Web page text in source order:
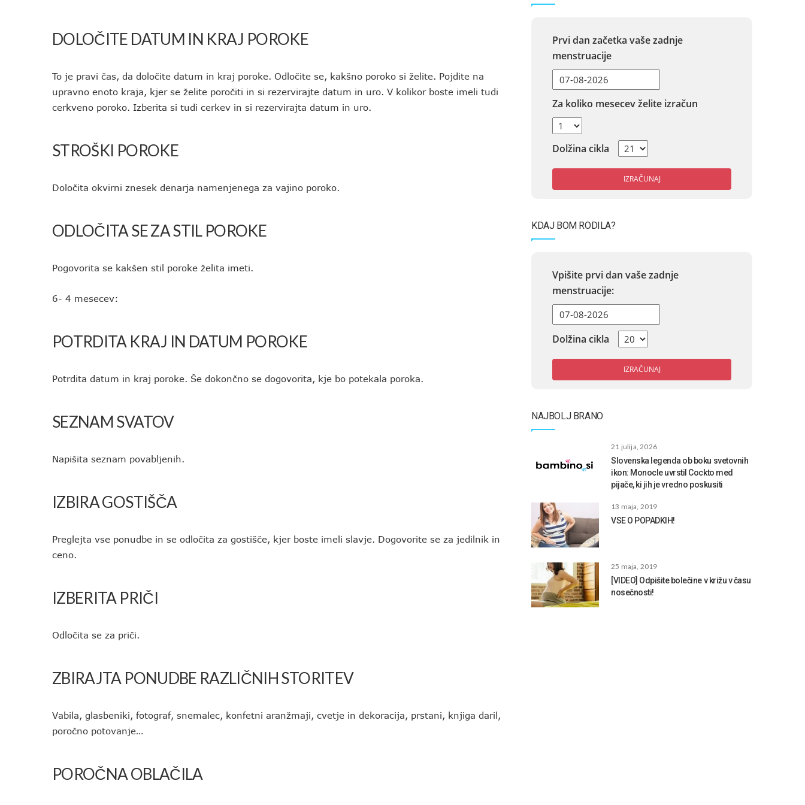
DOLOČITE DATUM IN KRAJ POROKE
To je pravi čas, da določite datum in kraj poroke. Odločite se, kakšno poroko si želite. Pojdite na
upravno enoto kraja, kjer se želite poročiti in si rezervirajte datum in uro. V kolikor boste imeli tudi
cerkveno poroko. Izberita si tudi cerkev in si rezervirajta datum in uro.
STROŠKI POROKE
Določita okvirni znesek denarja namenjenega za vajino poroko.
ODLOČITA SE ZA STIL POROKE
Pogovorita se kakšen stil poroke želita imeti.
6- 4 mesecev:
POTRDITA KRAJ IN DATUM POROKE
Potrdita datum in kraj poroke. Še dokončno se dogovorita, kje bo potekala poroka.
SEZNAM SVATOV
Napišita seznam povabljenih.
IZBIRA GOSTIŠČA
Preglejta vse ponudbe in se odločita za gostišče, kjer boste imeli slavje. Dogovorite se za jedilnik in
ceno.
IZBERITA PRIČI
Odločita se za priči.
ZBIRAJTA PONUDBE RAZLIČNIH STORITEV
Vabila, glasbeniki, fotograf, snemalec, konfetni aranžmaji, cvetje in dekoracija, prstani, knjiga daril,
poročno potovanje…
POROČNA OBLAČILA
Prvi dan začetka vaše zadnje
menstruacije
Za koliko mesecev želite izračun
Dolžina cikla
IZRAČUNAJ
KDAJ BOM RODILA?
Vpišite prvi dan vaše zadnje
menstruacije:
Dolžina cikla
IZRAČUNAJ
NAJBOLJ BRANO
21 julija, 2026
Slovenska legenda ob boku svetovnih
ikon: Monocle uvrstil Cockto med
pijače, ki jih je vredno poskusiti
13 maja, 2019
VSE O POPADKIH!
25 maja, 2019
[VIDEO] Odpišite bolečine v križu v času
nosečnosti!